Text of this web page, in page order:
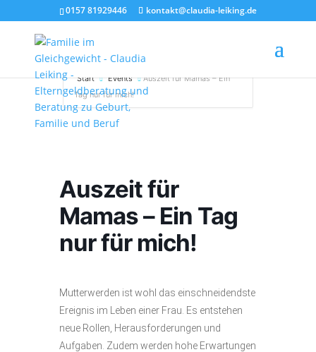
0157 81929446 kontakt@claudia-leiking.de
Start Events
Auszeit für Mamas – Ein
Tag nur für mich!
Auszeit für
Mamas – Ein Tag
nur für mich!
Mutterwerden ist wohl das einschneidendste
Ereignis im Leben einer Frau. Es entstehen
neue Rollen, Herausforderungen und
Aufgaben. Zudem werden hohe Erwartungen